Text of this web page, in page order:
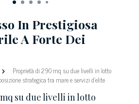
In Prestigiosa
A Forte Dei
Proprietà di 290 mq su due livelli in lotto
strategica tra mare e servizi d’elite
su due livelli in lotto